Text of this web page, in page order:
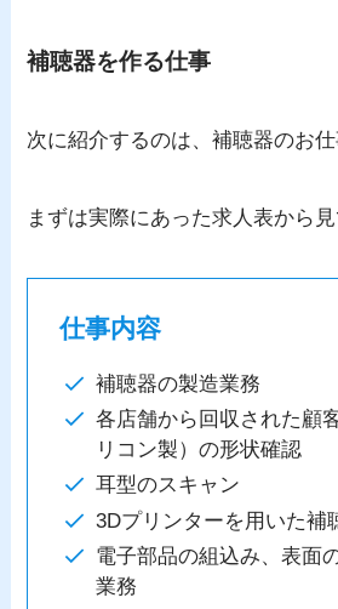
補聴器を作る仕事
次に紹介するのは、補聴器のお仕
まずは実際にあった求人表から
仕事内容
補聴器の製造業務
各店舗から回収された顧
リコン製）の形状確認
耳型のスキャン
3Dプリンターを用いた補
電子部品の組込み、表面
業務